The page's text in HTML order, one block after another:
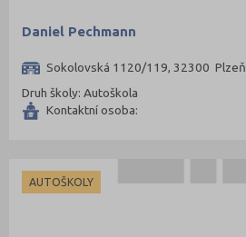
Daniel Pechmann
Sokolovská 1120/119, 32300 Plzeň
Druh školy: Autoškola
Kontaktní osoba:
AUTOŠKOLY